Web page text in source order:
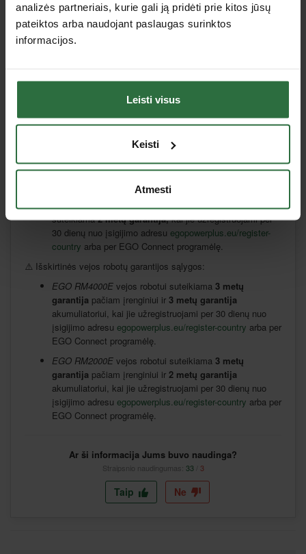
analizės partneriais, kurie gali ją pridėti prie kitos jūsų
pateiktos arba naudojant paslaugas surinktos
informacijos.
Leisti visus
Keisti
Atmesti
Kokios yra EGO įrankių garantinės sąlygos?
užregistruojami per 30 dienų nuo įsigijimo adresu
egopowerplus.eu/register-country arba per EGO Connect
įrankiams ir akumuliatoriams suteikiama
metų garantija,kai jie užregistruojami per 30 dienų nuo
EGO Connect programėlę.
„Professional“serijosįrankiams ir 56V akumuliatoriams
suteikiama2 metų garantija,kai jie užregistruojami per
30 dienų nuo įsigijimo adresu egopowerplus.eu/register-
country arba per EGO Connect programėlę.
⚠️ Išskirtinės vejos robotų garantijos sąlygos:
EGO RM4000E vejos robotui suteikiama 3 metų
garantija pačiam įrenginiui ir 3 metų garantija
akumuliatoriui, kai jie užregistruojami per 30 dienų nuo
įsigijimo adresu egopowerplus.eu/register-country arba per
EGO Connect programėlę.
EGO RM2000E vejos robotui suteikiama 3 metų
garantija pačiam įrenginiui ir 2 metų garantija
akumuliatoriui, kai jie užregistruojami per 30 dienų nuo
įsigijimo adresu egopowerplus.eu/register-country arba per
EGO Connect programėlę.
Ar ši informacija Jums buvo naudinga?
Straipsnio naudingumas: 33/ 3
Taip Ne